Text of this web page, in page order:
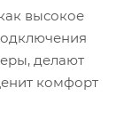
высокое
делают
комфорт